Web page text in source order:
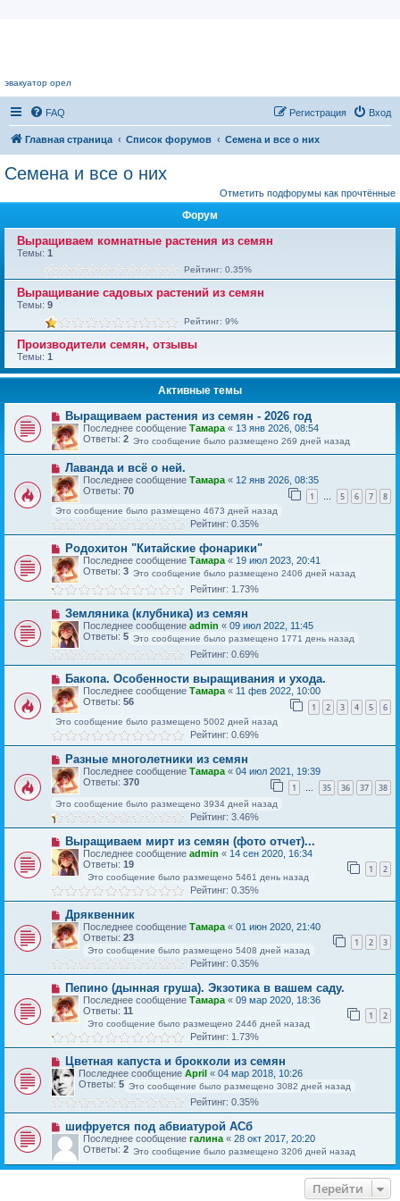
эвакуатор орел
FAQ Вход
Регистрация
Главная страница Список форумов Семена и все о них
Семена и все о них
Отметить подфорумы как прочтённые
Форум
Выращиваем комнатные растения из семян
Темы: 1
Рейтинг: 0.35%
Выращивание садовых растений из семян
Темы: 9
Рейтинг: 9%
Производители семян, отзывы
Темы: 1
Активные темы
Выращиваем растения из семян - 2026 год
Последнее сообщение Тамара « 13 янв 2026, 08:54
Ответы: 2 Это сообщение было размещено 269 дней назад
Лаванда и всё о ней.
Последнее сообщение Тамара « 12 янв 2026, 08:35
Ответы: 70 1 … 5 6 7 8
Это сообщение было размещено 4673 дней назад
Рейтинг: 0.35%
Родохитон "Китайские фонарики"
Последнее сообщение Тамара « 19 июл 2023, 20:41
Ответы: 3 Это сообщение было размещено 2406 дней назад
Рейтинг: 1.73%
Земляника (клубника) из семян
Последнее сообщение admin « 09 июл 2022, 11:45
Ответы: 5 Это сообщение было размещено 1771 день назад
Рейтинг: 0.69%
Бакопа. Особенности выращивания и ухода.
Последнее сообщение Тамара « 11 фев 2022, 10:00
Ответы: 56 1 2 3 4 5 6
Это сообщение было размещено 5002 дней назад
Рейтинг: 0.69%
Разные многолетники из семян
Последнее сообщение Тамара « 04 июл 2021, 19:39
Ответы: 370 1 … 35 36 37 38
Это сообщение было размещено 3934 дней назад
Рейтинг: 3.46%
Выращиваем мирт из семян (фото отчет)...
Последнее сообщение admin « 14 сен 2020, 16:34
Ответы: 19 1 2
Это сообщение было размещено 5461 день назад
Рейтинг: 0.35%
Дряквенник
Последнее сообщение Тамара « 01 июн 2020, 21:40
Ответы: 23 1 2 3
Это сообщение было размещено 5408 дней назад
Рейтинг: 0.35%
Пепино (дынная груша). Экзотика в вашем саду.
Последнее сообщение Тамара « 09 мар 2020, 18:36
Ответы: 11 1 2
Это сообщение было размещено 2446 дней назад
Рейтинг: 1.73%
Цветная капуста и брокколи из семян
Последнее сообщение April « 04 мар 2018, 10:26
Ответы: 5 Это сообщение было размещено 3082 дней назад
Рейтинг: 0.35%
шифруется под абвиатурой АСб
Последнее сообщение галина « 28 окт 2017, 20:20
Ответы: 2 Это сообщение было размещено 3206 дней назад
Перейти